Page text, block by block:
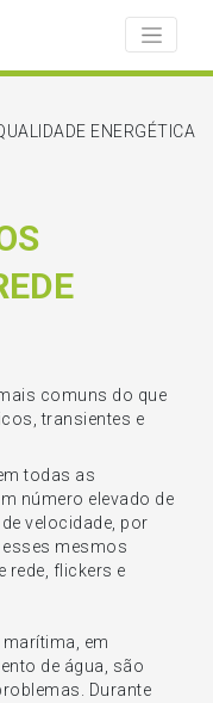
ENERGÉTICA
comuns do que
transientes e
todas as
número elevado de
velocidade, por
mesmos
rede, flickers e
em
de água, são
Durante